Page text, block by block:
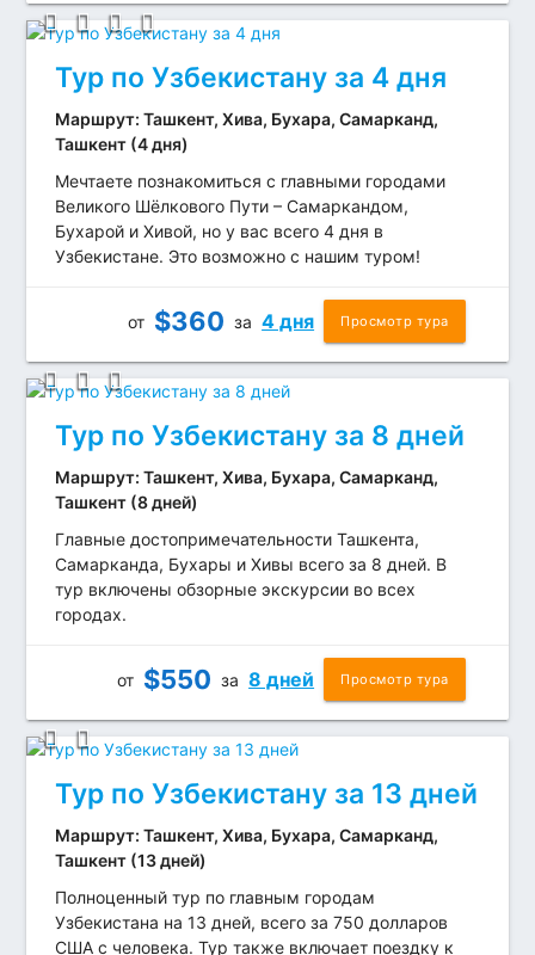
Тур по Узбекистану за 4 дня
Маршрут: Ташкент, Хива, Бухара, Самарканд,
Ташкент (4 дня)
Мечтаете познакомиться с главными городами
Великого Шёлкового Пути – Самаркандом,
Бухарой и Хивой, но у вас всего 4 дня в
Узбекистане. Это возможно с нашим туром!
от $360 за 4 дня Просмотр тура
Тур по Узбекистану за 8 дней
Маршрут: Ташкент, Хива, Бухара, Самарканд,
Ташкент (8 дней)
Главные достопримечательности Ташкента,
Самарканда, Бухары и Хивы всего за 8 дней. В
тур включены обзорные экскурсии во всех
городах.
от $550 за 8 дней Просмотр тура
Тур по Узбекистану за 13 дней
Маршрут: Ташкент, Хива, Бухара, Самарканд,
Ташкент (13 дней)
Полноценный тур по главным городам
Узбекистана на 13 дней, всего за 750 долларов
США с человека. Тур также включает поездку к